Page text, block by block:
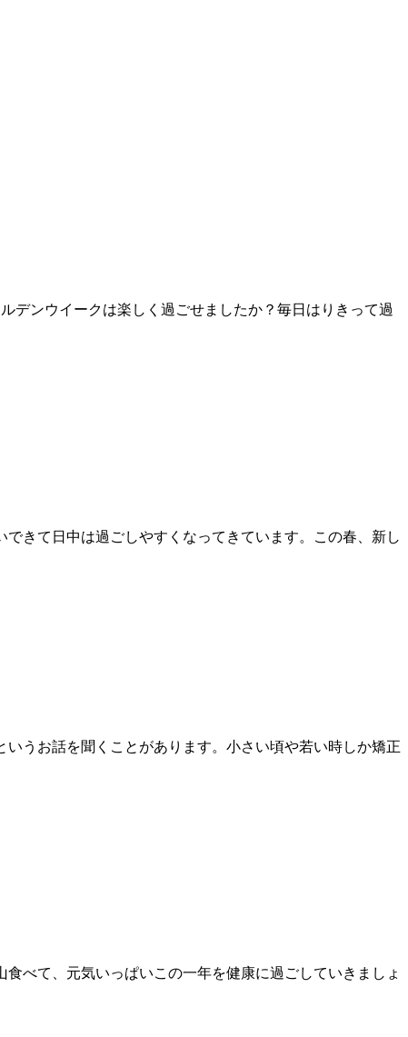
デンウイークは楽しく過ごせましたか？毎日はりきって過
きて日中は過ごしやすくなってきています。この春、新し
うお話を聞くことがあります。小さい頃や若い時しか矯正
べて、元気いっぱいこの一年を健康に過ごしていきましょ